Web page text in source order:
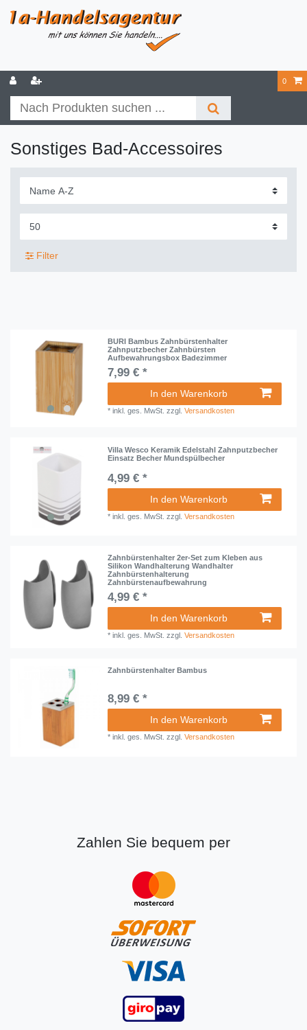
0
Sonstiges Bad-Accessoires
Filter
BURI Bambus Zahnbürstenhalter
Zahnputzbecher Zahnbürsten
Aufbewahrungsbox Badezimmer
7,99 € *
In den Warenkorb
*inkl. ges. MwSt. zzgl.Versandkosten
Villa Wesco Keramik Edelstahl Zahnputzbecher
Einsatz Becher Mundspülbecher
4,99 € *
In den Warenkorb
*inkl. ges. MwSt. zzgl.Versandkosten
Zahnbürstenhalter 2er-Set zum Kleben aus
Silikon Wandhalterung Wandhalter
Zahnbürstenhalterung
Zahnbürstenaufbewahrung
4,99 € *
In den Warenkorb
*inkl. ges. MwSt. zzgl.Versandkosten
Zahnbürstenhalter Bambus
8,99 € *
In den Warenkorb
*inkl. ges. MwSt. zzgl.Versandkosten
Zahlen Sie bequem per